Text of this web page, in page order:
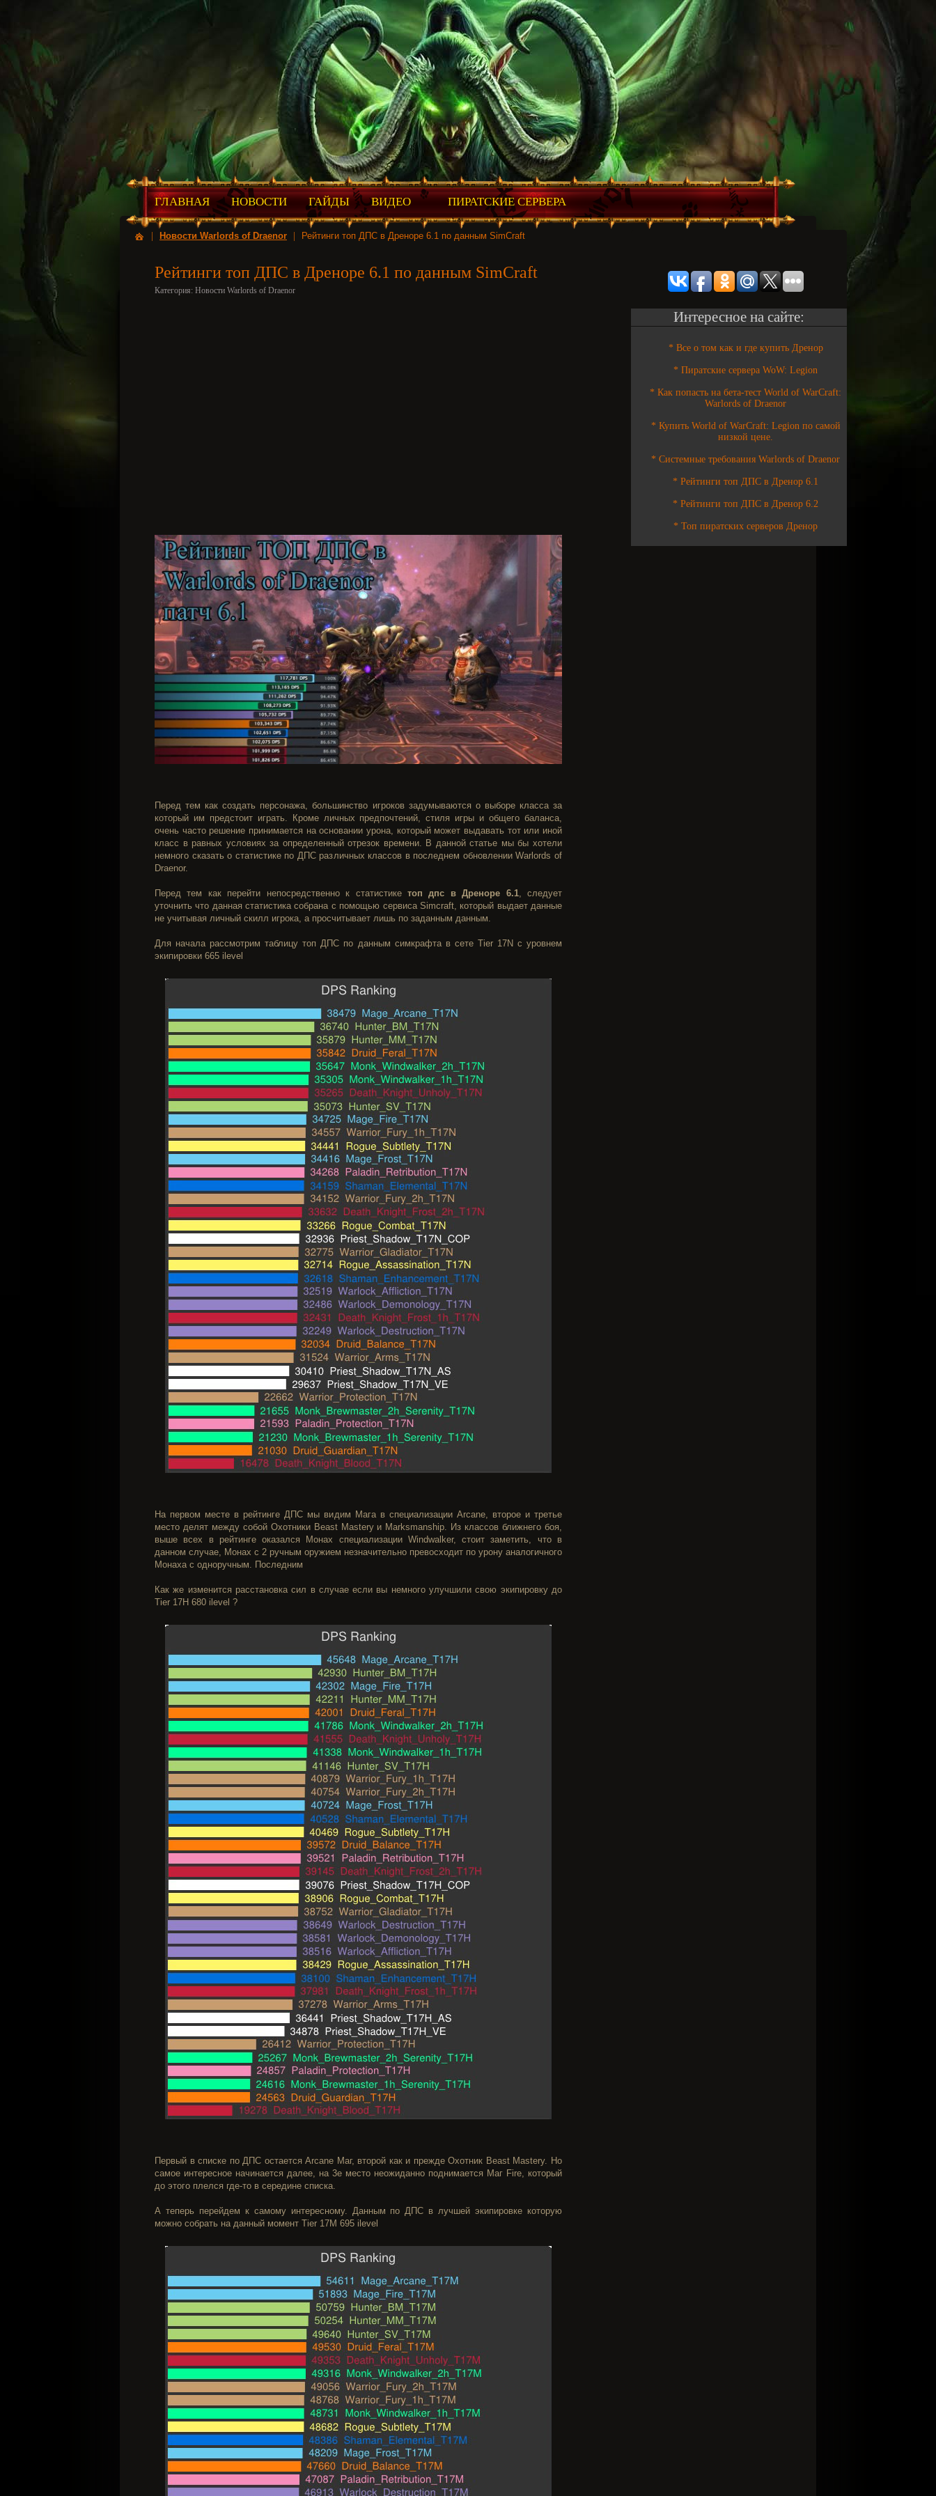
ГЛАВНАЯ НОВОСТИ ГАЙДЫ ВИДЕО ПИРАТСКИЕ СЕРВЕРА
Новости Warlords of Draenor Рейтинги топ ДПС в Дреноре 6.1 по данным SimCraft
Рейтинги топ ДПС в Дреноре 6.1 по данным SimCraft
Категория: Новости Warlords of Draenor
Перед тем как создать персонажа, большинство игроков задумываются о выборе класса за
который им предстоит играть. Кроме личных предпочтений, стиля игры и общего баланса,
очень часто решение принимается на основании урона, который может выдавать тот или иной
класс в равных условиях за определенный отрезок времени. В данной статье мы бы хотели
немного сказать о статистике по ДПС различных классов в последнем обновлении Warlords of
Draenor.
Перед тем как перейти непосредственно к статистике топ дпс в Дреноре 6.1, следует
уточнить что данная статистика собрана с помощью сервиса Simcraft, который выдает данные
не учитывая личный скилл игрока, а просчитывает лишь по заданным данным.
Для начала рассмотрим таблицу топ ДПС по данным симкрафта в сете Tier 17N с уровнем
экипировки 665 ilevel
На первом месте в рейтинге ДПС мы видим Мага в специализации Arcane, второе и третье
место делят между собой Охотники Beast Mastery и Marksmanship. Из классов ближнего боя,
выше всех в рейтинге оказался Монах специализации Windwalker, стоит заметить, что в
данном случае, Монах с 2 ручным оружием незначительно превосходит по урону аналогичного
Монаха с одноручным. Последним
Как же изменится расстановка сил в случае если вы немного улучшили свою экипировку до
Tier 17H 680 ilevel ?
Первый в списке по ДПС остается Arcane Маг, второй как и прежде Охотник Beast Mastery. Но
самое интересное начинается далее, на 3е место неожиданно поднимается Маг Fire, который
до этого плелся где-то в середине списка.
А теперь перейдем к самому интересному. Данным по ДПС в лучшей экипировке которую
можно собрать на данный момент Tier 17M 695 ilevel
Интересное на сайте:
* Все о том как и где купить Дренор
* Пиратские сервера WoW: Legion
* Как попасть на бета-тест World of WarCraft:
Warlords of Draenor
* Купить World of WarCraft: Legion по самой
низкой цене.
* Системные требования Warlords of Draenor
* Рейтинги топ ДПС в Дренор 6.1
* Рейтинги топ ДПС в Дренор 6.2
* Топ пиратских серверов Дренор